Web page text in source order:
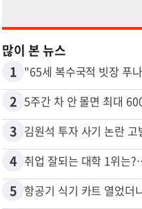
많이 본 뉴스
1
2 5주간 차 안 몰면 최대
3 김원석 투자 사기 논란 고
4 취업 잘되는 대학 1위는
5